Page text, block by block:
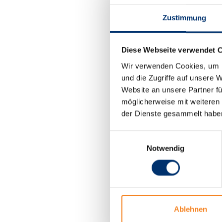
Zustimmung
Diese Webseite verwendet
Wir verwenden Cookies,
und die Zugriffe auf unsere
Website an unsere Partner
möglicherweise mit
der Dienste gesammelt
Notwendig
Ablehnen
und sorgen dafür,
Projekte versorgt
Blau (26) startete
seit April dieses
„Wir sind ein
unglaublich gute
ergänzt er. Ihren
Frischer Wind
Erfolg
„Die Arbeit im
sich und der